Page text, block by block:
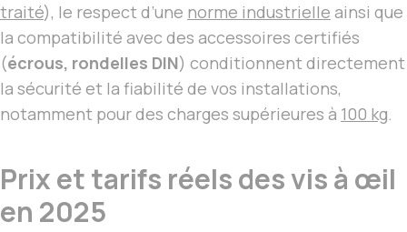
traité), le respect d’une norme industrielle ainsi que
la compatibilité avec des accessoires certifiés
(écrous, rondelles DIN) conditionnent directement
la sécurité et la fiabilité de vos installations,
notamment pour des charges supérieures à 100 kg.
Prix et tarifs réels des vis à œil
en 2025